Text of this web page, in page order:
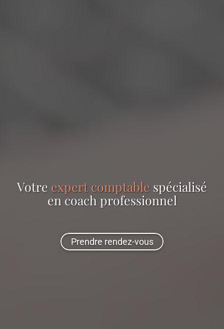
Votre expert comptable spécialisé
en coach professionnel
Prendre rendez-vous